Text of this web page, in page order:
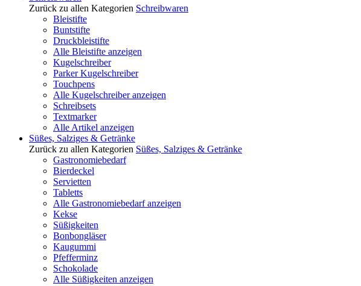
Zurück zu allen Kategorien Schreibwaren
Bleistifte
Buntstifte
Druckbleistifte
Alle Bleistifte anzeigen
Kugelschreiber
Parker Kugelschreiber
Touchpens
Alle Kugelschreiber anzeigen
Schreibsets
Textmarker
Alle Artikel anzeigen
Süßes, Salziges & Getränke
Zurück zu allen Kategorien Süßes, Salziges & Getränke
Gastronomiebedarf
Bierdeckel
Servietten
Tabletts
Alle Gastronomiebedarf anzeigen
Kekse
Süßigkeiten
Bonbongläser
Kaugummi
Pfefferminz
Schokolade
Alle Süßigkeiten anzeigen